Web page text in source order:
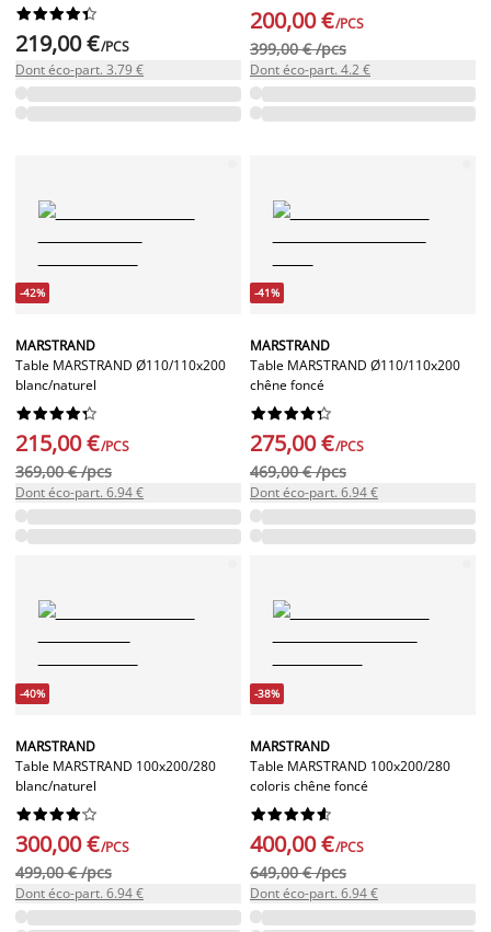






219,00 €/PCS
Dont éco-part. 3.79 €
200,00 €/PCS
399,00 € /pcs
Dont éco-part. 4.2 €
-42%
MARSTRAND
Table MARSTRAND Ø110/110x200
blanc/naturel






215,00 €/PCS
369,00 € /pcs
Dont éco-part. 6.94 €
-41%
MARSTRAND
Table MARSTRAND Ø110/110x200
chêne foncé






275,00 €/PCS
469,00 € /pcs
Dont éco-part. 6.94 €
-40%
MARSTRAND
Table MARSTRAND 100x200/280
blanc/naturel






300,00 €/PCS
499,00 € /pcs
Dont éco-part. 6.94 €
-38%
MARSTRAND
Table MARSTRAND 100x200/280
coloris chêne foncé






400,00 €/PCS
649,00 € /pcs
Dont éco-part. 6.94 €